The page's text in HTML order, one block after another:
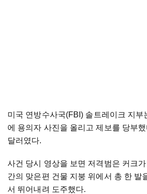
미국 연방수사국(FBI) 솔트레이크 지부
에 용의자 사진을 올리고 제보를 당부
달러였다.
사건 당시 영상을 보면 저격범은 커크
간의 맞은편 건물 지붕 위에서 총 한 발
서 뛰어내려 도주했다.